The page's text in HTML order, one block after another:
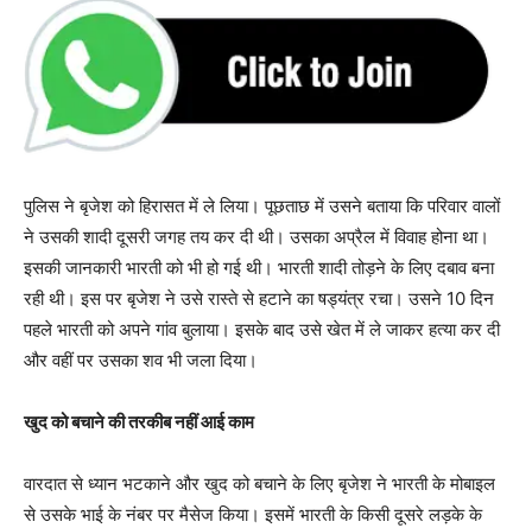
पुलिस ने बृजेश को हिरासत में ले लिया। पूछताछ में उसने बताया कि परिवार वालों
ने उसकी शादी दूसरी जगह तय कर दी थी। उसका अप्रैल में विवाह होना था।
इसकी जानकारी भारती को भी हो गई थी। भारती शादी तोड़ने के लिए दबाव बना
रही थी। इस पर बृजेश ने उसे रास्ते से हटाने का षड्यंत्र रचा। उसने 10 दिन
पहले भारती को अपने गांव बुलाया। इसके बाद उसे खेत में ले जाकर हत्या कर दी
और वहीं पर उसका शव भी जला दिया।
खुद को बचाने की तरकीब नहीं आई काम
वारदात से ध्यान भटकाने और खुद को बचाने के लिए बृजेश ने भारती के मोबाइल
से उसके भाई के नंबर पर मैसेज किया। इसमें भारती के किसी दूसरे लड़के के